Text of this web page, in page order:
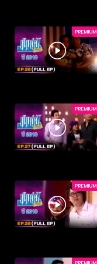
PREMIUM
PREMIUM
PREMIUM